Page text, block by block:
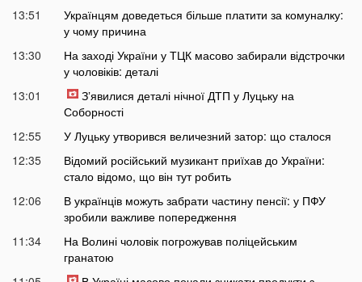
13:51
Українцям доведеться більше платити за комуналку:
у чому причина
13:30
На заході України у ТЦК масово забирали відстрочки
у чоловіків: деталі
13:01
Зʼявилися деталі нічної ДТП у Луцьку на
Соборності
12:55
У Луцьку утворився величезний затор: що сталося
12:35
Відомий російський музикант приїхав до України:
стало відомо, що він тут робить
12:06
В українців можуть забрати частину пенсії: у ПФУ
зробили важливе попередження
11:34
На Волині чоловік погрожував поліцейським
гранатою